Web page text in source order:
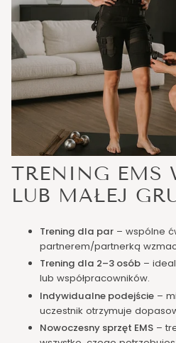
TRENING EMS
LUB MAŁEJ
Trening dla par – wspólne
partnerem/partnerką
Trening dla 2–3 osób –
lub współpracowników.
Indywidualne podejście –
uczestnik otrzymuje
Nowoczesny sprzęt EMS –